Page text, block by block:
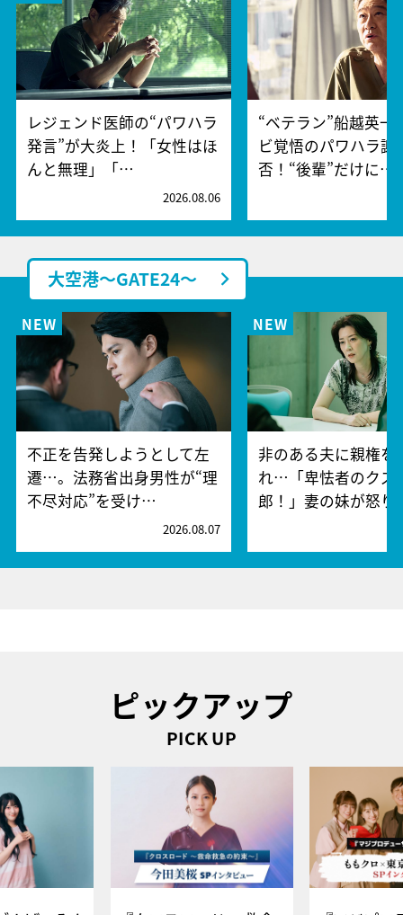
レジェンド医師の“パワハラ
発言”が大炎上！「女性はほ
んと無理」「…
2026.08.06
“ベテラン”船越英一
ビ覚悟のパワハラ謝
否！“後輩”だけに…
大空港～GATE24～
不正を告発しようとして左
遷…。法務省出身男性が“理
不尽対応”を受け…
2026.08.07
非のある夫に親権を
れ…「卑怯者のクズ
郎！」妻の妹が怒
ピックアップ
PICK UP